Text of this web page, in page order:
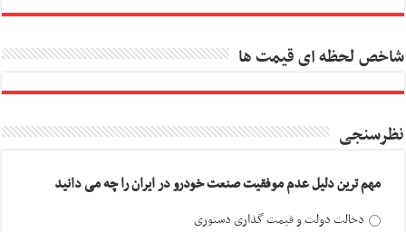
شاخص لحظه ای قیمت ها
نظرسنجی
مهم ترین دلیل عدم موفقیت صنعت خودرو در ایران را چه می دانید
دخالت دولت و قیمت گذاری دستوری